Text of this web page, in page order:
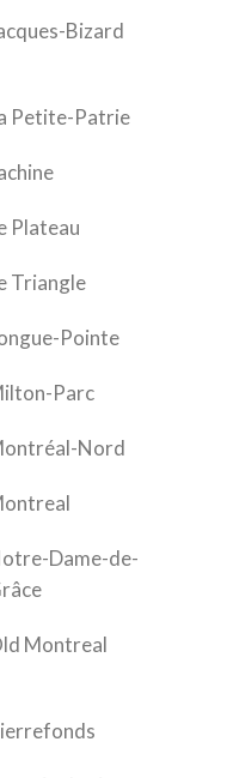
Bizard
Petite-Patrie
Plateau
Triangle
Pointe
Parc
Nord
Dame-de-
Montreal